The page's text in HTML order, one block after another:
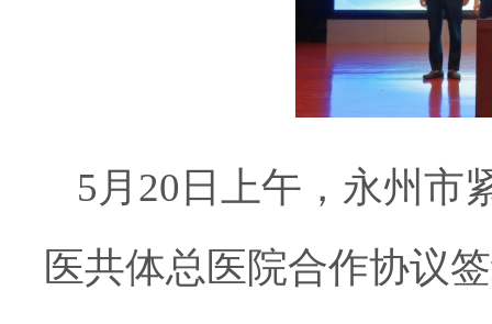
5月20日上午，永州市
医共体总医院合作协议